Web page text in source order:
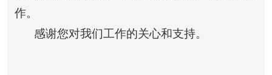
作。
感谢您对我们工作的关心和支持。